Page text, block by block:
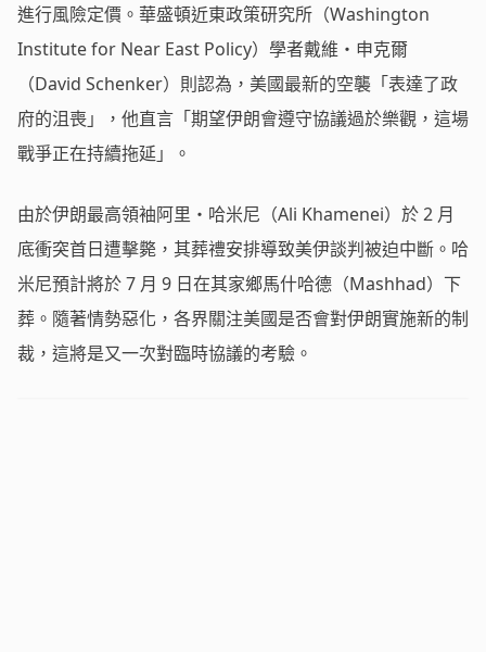
進行風險定價。華盛頓近東政策研究所（Washington
Institute for Near East Policy）學者戴維・申克爾
（David Schenker）則認為，美國最新的空襲「表達了政
府的沮喪」，他直言「期望伊朗會遵守協議過於樂觀，這場
戰爭正在持續拖延」。
由於伊朗最高領袖阿里・哈米尼（Ali Khamenei）於 2 月
底衝突首日遭擊斃，其葬禮安排導致美伊談判被迫中斷。哈
米尼預計將於 7 月 9 日在其家鄉馬什哈德（Mashhad）下
葬。隨著情勢惡化，各界關注美國是否會對伊朗實施新的制
裁，這將是又一次對臨時協議的考驗。